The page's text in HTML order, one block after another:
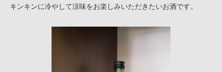
キンキンに冷やして涼味をお楽しみいただきたいお酒です。